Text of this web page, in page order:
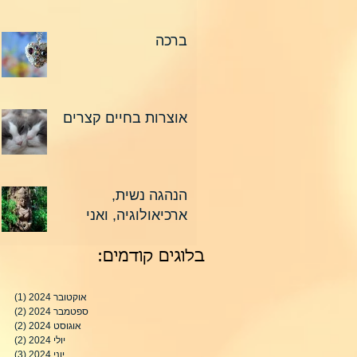
ברכה
אוצרות בחיים קצרים
הנהגה נשית,
ארכיאולוגיה, ואני
:בלוגים קודמים
אוקטובר 2024 (1)
ספטמבר 2024
(2)
אוגוסט 2024
(2)
יולי 2024
(2)